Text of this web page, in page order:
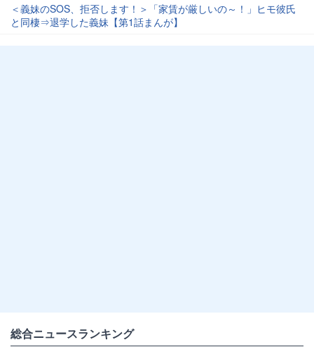
＜義妹のSOS、拒否します！＞「家賃が厳しいの～！」ヒモ彼氏
と同棲⇒退学した義妹【第1話まんが】
総合ニュースランキング